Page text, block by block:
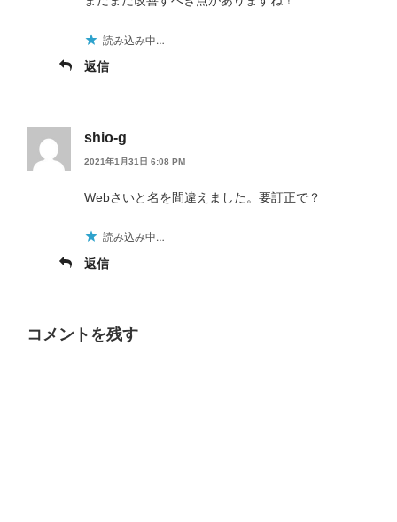
読み込み中…
返信
shio-g
2021年1月31日 6:08 PM
Webさいと名を間違えました。要訂正で？
読み込み中…
返信
コメントを残す